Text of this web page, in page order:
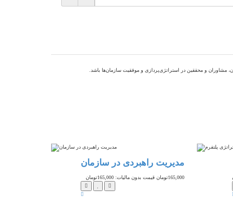
مشاوران و محققین در استراتژی‌پردازی و موفقیت سازمان‌ها باشد.
مدیریت راهبردی در سازمان
165,000تومان قیمت بدون مالیات: 165,000تومان